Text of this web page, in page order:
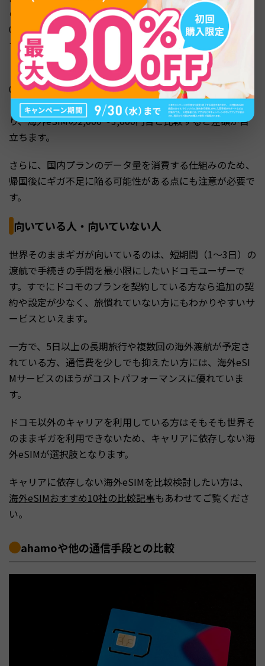
のままギガは2,480円ですが、海外eSIMサービスなら1,00
0円前後で同等のデータ通信が利用できるケースがありま
す。
また、通常プラン適用エリアでは長期割引がなく、1日98
0円が積み重なるため旅行日数が長くなるほど負担が大き
くなります。7日間の旅行で通常プランの場合6,860円とな
り、海外eSIMの2,000〜3,000円台と比較すると差額が目
立ちます。
さらに、国内プランのデータ量を消費する仕組みのため、
帰国後にギガ不足に陥る可能性がある点にも注意が必要で
す。
向いている人・向いていない人
世界そのままギガが向いているのは、短期間（1〜3日）の
渡航で手続きの手間を最小限にしたいドコモユーザーで
す。すでにドコモのプランを契約している方なら追加の契
約や設定が少なく、旅慣れていない方にもわかりやすいサ
ービスといえます。
一方で、5日以上の長期旅行や複数回の海外渡航が予定さ
れている方、通信費を少しでも抑えたい方には、海外eSI
Mサービスのほうがコストパフォーマンスに優れていま
す。
ドコモ以外のキャリアを利用している方はそもそも世界そ
のままギガを利用できないため、キャリアに依存しない海
外eSIMが選択肢となります。
キャリアに依存しない海外eSIMを比較検討したい方は、
海外eSIMおすすめ10社の比較記事もあわせてご覧くださ
い。
ahamoや他の通信手段との比較